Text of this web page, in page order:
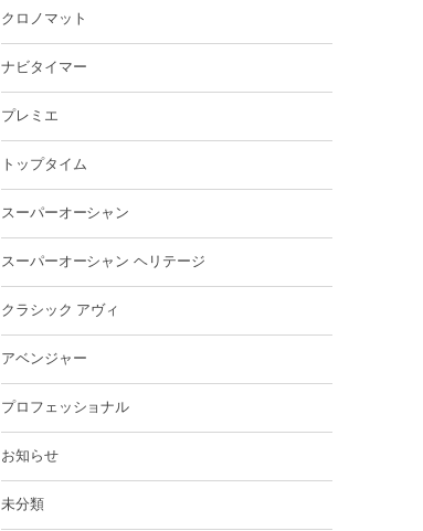
クロノマット
ナビタイマー
プレミエ
トップタイム
スーパーオーシャン
スーパーオーシャン ヘリテージ
クラシック アヴィ
アベンジャー
プロフェッショナル
お知らせ
未分類